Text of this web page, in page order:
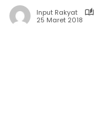
Input Rakyat
25 Maret 2018